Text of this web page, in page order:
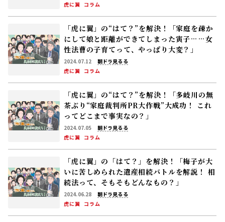
虎に翼 コラム
「虎に翼」の“はて？”を解決！「家庭を疎か
にして娘と距離ができてしまった寅子……女
性法曹の子育てって、やっぱり大変？」
2024.07.12
朝ドラ見るる
虎に翼 コラム
「虎に翼」の“はて？”を解決！「多岐川の無
茶ぶり“家庭裁判所PR大作戦”大成功！ これ
ってどこまで事実なの？」
2024.07.05
朝ドラ見るる
虎に翼 コラム
「虎に翼」の「はて？」を解決！「梅子が大
いに苦しめられた遺産相続バトルを解説！ 相
続法って、そもそもどんなもの？」
2024.06.28
朝ドラ見るる
虎に翼 コラム